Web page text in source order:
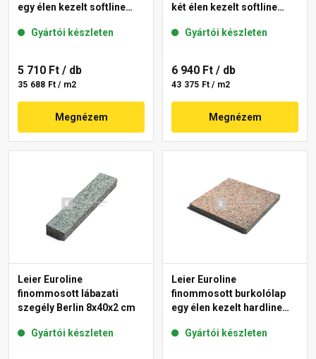
egy élen kezelt softline
Gyártói készleten
5 710 Ft / db
35 688 Ft / m2
Megnézem
két élen kezelt softline
Gyártói készleten
6 940 Ft / db
43 375 Ft / m2
Megnézem
Leier Euroline
finommosott lábazati
szegély Berlin 8x40x2 cm
Gyártói készleten
Leier Euroline
finommosott burkolólap
egy élen kezelt hardline
Gyártói készleten